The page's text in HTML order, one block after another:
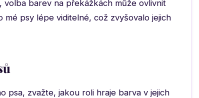
volba barev na překážkách může ovlivnit
psy lépe viditelné, což zvyšovalo jejich
psa, zvažte, jakou roli hraje barva v jejich